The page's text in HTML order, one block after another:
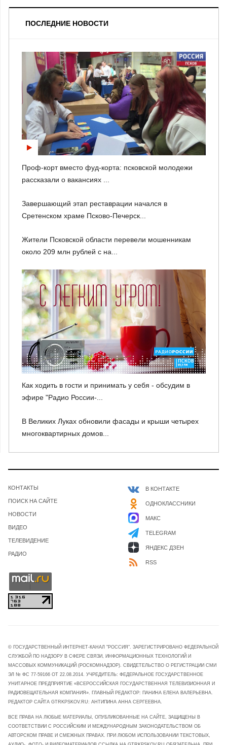
ПОСЛЕДНИЕ НОВОСТИ
Проф-корт вместо фуд-корта: псковской молодежи
рассказали о вакансиях ...
Завершающий этап реставрации начался в
Сретенском храме Псково-Печерск...
Жители Псковской области перевели мошенникам
около 209 млн рублей с на...
Как ходить в гости и принимать у себя - обсудим в
эфире "Радио России-...
В Великих Луках обновили фасады и крыши четырех
многоквартирных домов...
КОНТАКТЫ
ПОИСК НА САЙТЕ
НОВОСТИ
ВИДЕО
ТЕЛЕВИДЕНИЕ
РАДИО
В КОНТАКТЕ
ОДНОКЛАССНИКИ
МАКС
TELEGRAM
ЯНДЕКС ДЗЕН
RSS
© ГОСУДАРСТВЕННЫЙ ИНТЕРНЕТ-КАНАЛ "РОССИЯ". ЗАРЕГИСТРИРОВАНО ФЕДЕРАЛЬНОЙ
СЛУЖБОЙ ПО НАДЗОРУ В СФЕРЕ СВЯЗИ, ИНФОРМАЦИОННЫХ ТЕХНОЛОГИЙ И
МАССОВЫХ КОММУНИКАЦИЙ (РОСКОМНАДЗОР). СВИДЕТЕЛЬСТВО О РЕГИСТРАЦИИ СМИ
ЭЛ № ФС 77-59166 ОТ 22.08.2014. УЧРЕДИТЕЛЬ: ФЕДЕРАЛЬНОЕ ГОСУДАРСТВЕННОЕ
УНИТАРНОЕ ПРЕДПРИЯТИЕ «ВСЕРОССИЙСКАЯ ГОСУДАРСТВЕННАЯ ТЕЛЕВИЗИОННАЯ И
РАДИОВЕЩАТЕЛЬНАЯ КОМПАНИЯ». ГЛАВНЫЙ РЕДАКТОР: ПАНИНА ЕЛЕНА ВАЛЕРЬЕВНА.
РЕДАКТОР САЙТА GTRKPSKOV.RU: АНТИПИНА АННА СЕРГЕЕВНА.
ВСЕ ПРАВА НА ЛЮБЫЕ МАТЕРИАЛЫ, ОПУБЛИКОВАННЫЕ НА САЙТЕ, ЗАЩИЩЕНЫ В
СООТВЕТСТВИИ С РОССИЙСКИМ И МЕЖДУНАРОДНЫМ ЗАКОНОДАТЕЛЬСТВОМ ОБ
АВТОРСКОМ ПРАВЕ И СМЕЖНЫХ ПРАВАХ. ПРИ ЛЮБОМ ИСПОЛЬЗОВАНИИ ТЕКСТОВЫХ,